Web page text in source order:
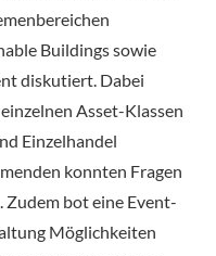
Buildings sowie
diskutiert. Dabei
Asset-Klassen
Einzelhandel
konnten Fragen
bot eine Event-
Möglichkeiten